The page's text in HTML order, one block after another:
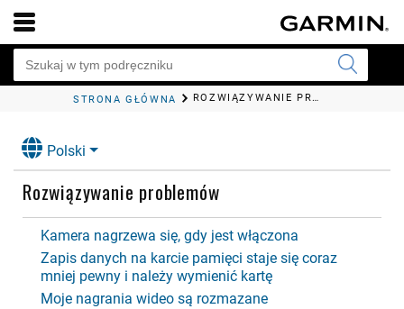
STRONA GŁÓWNA ROZWIĄZYWANIE PROBLEMÓW
Polski
Rozwiązywanie problemów
Kamera nagrzewa się, gdy jest włączona
Zapis danych na karcie pamięci staje się coraz
mniej pewny i należy wymienić kartę
Moje nagrania wideo są rozmazane